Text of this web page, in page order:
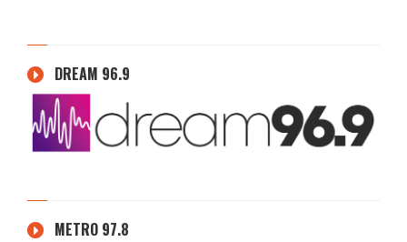
DREAM 96.9
METRO 97.8